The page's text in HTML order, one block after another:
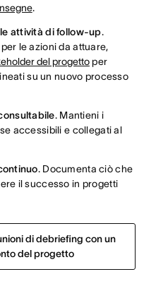
.
attività di follow-up.
le azioni da attuare,
del progettoper
su un nuovo processo
. Mantieni i
accessibili e collegati al
. Documenta ciò che
il successo in progetti
di debriefing con un
del progetto